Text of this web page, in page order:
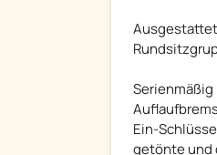
Ein-
getönte und